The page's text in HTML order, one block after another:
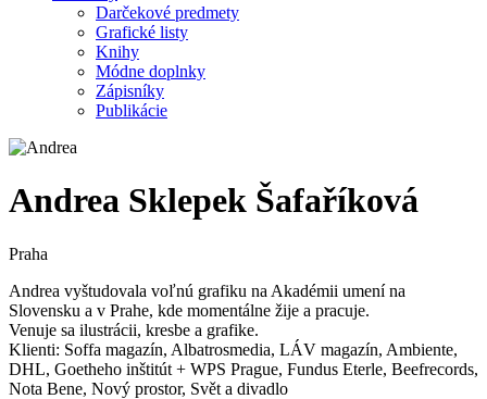
Darčekové predmety
Grafické listy
Knihy
Módne doplnky
Zápisníky
Publikácie
Andrea Sklepek Šafaříková
Praha
Andrea vyštudovala voľnú grafiku na Akadémii umení na
Slovensku a v Prahe, kde momentálne žije a pracuje.
Venuje sa ilustrácii, kresbe a grafike.
Klienti: Soffa magazín, Albatrosmedia, LÁV magazín, Ambiente,
DHL, Goetheho inštitút + WPS Prague, Fundus Eterle, Beefrecords,
Nota Bene, Nový prostor, Svět a divadlo